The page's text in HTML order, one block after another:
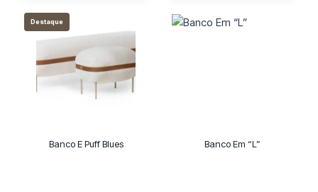
Destaque
Banco E Puff Blues Banco Em “L”